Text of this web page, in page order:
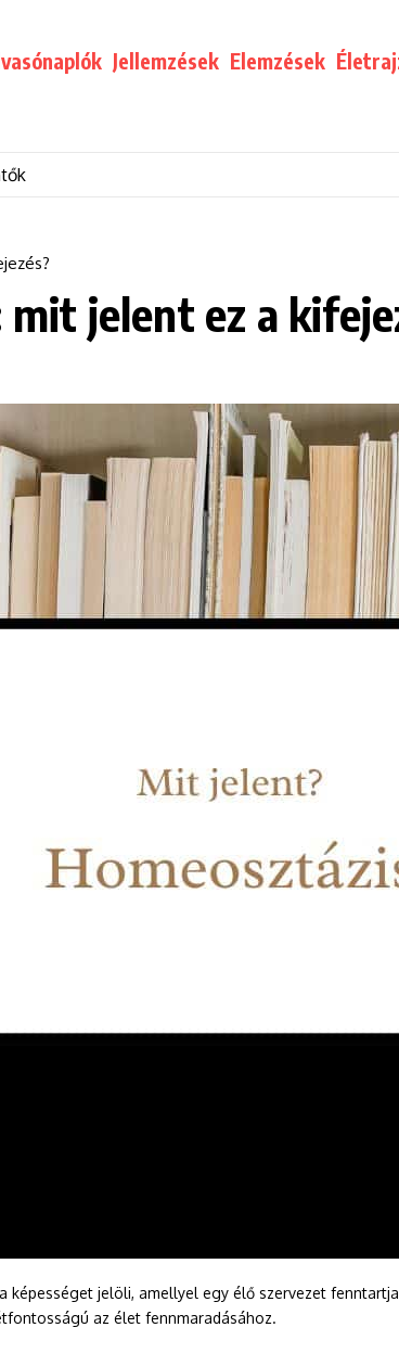
Jellemzések Elemzések
jelent ez a
jelöli, amellyel egy élő szervezet
az élet fennmaradásához.